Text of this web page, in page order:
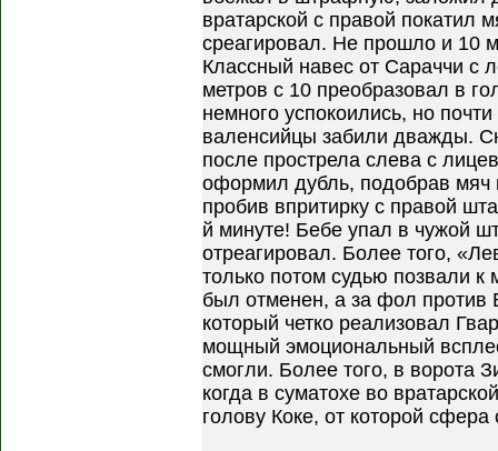
вратарской с правой покатил
среагировал. Не прошло и 10
Классный навес от Сараччи с
метров с 10 преобразовал в
немного успокоились, но
валенсийцы забили дважды.
после прострела слева с
оформил дубль, подобрав мяч
пробив впритирку с правой
й минуте! Бебе упал в чужой
отреагировал. Более того,
только потом судью позвали к
был отменен, а за фол против
который четко реализовал
мощный эмоциональный
смогли. Более того, в ворота
когда в суматохе во
голову Коке, от которой сфера